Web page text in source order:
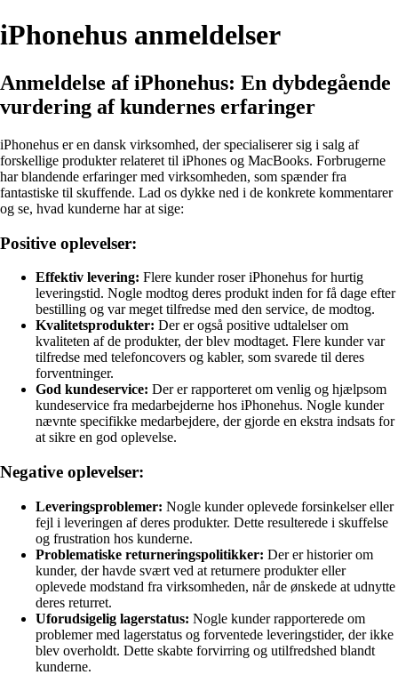
iPhonehus anmeldelser
Anmeldelse af iPhonehus: En dybdegående
vurdering af kundernes erfaringer
iPhonehus er en dansk virksomhed, der specialiserer sig i salg af
forskellige produkter relateret til iPhones og MacBooks. Forbrugerne
har blandende erfaringer med virksomheden, som spænder fra
fantastiske til skuffende. Lad os dykke ned i de konkrete kommentarer
og se, hvad kunderne har at sige:
Positive oplevelser:
Effektiv levering: Flere kunder roser iPhonehus for hurtig
leveringstid. Nogle modtog deres produkt inden for få dage efter
bestilling og var meget tilfredse med den service, de modtog.
Kvalitetsprodukter: Der er også positive udtalelser om
kvaliteten af de produkter, der blev modtaget. Flere kunder var
tilfredse med telefoncovers og kabler, som svarede til deres
forventninger.
God kundeservice: Der er rapporteret om venlig og hjælpsom
kundeservice fra medarbejderne hos iPhonehus. Nogle kunder
nævnte specifikke medarbejdere, der gjorde en ekstra indsats for
at sikre en god oplevelse.
Negative oplevelser:
Leveringsproblemer: Nogle kunder oplevede forsinkelser eller
fejl i leveringen af deres produkter. Dette resulterede i skuffelse
og frustration hos kunderne.
Problematiske returneringspolitikker: Der er historier om
kunder, der havde svært ved at returnere produkter eller
oplevede modstand fra virksomheden, når de ønskede at udnytte
deres returret.
Uforudsigelig lagerstatus: Nogle kunder rapporterede om
problemer med lagerstatus og forventede leveringstider, der ikke
blev overholdt. Dette skabte forvirring og utilfredshed blandt
kunderne.